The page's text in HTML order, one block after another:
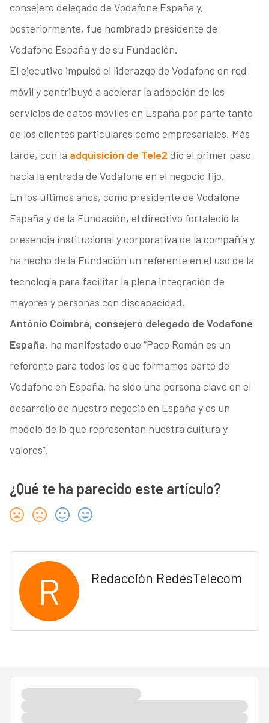
consejero delegado de Vodafone España y,
posteriormente, fue nombrado presidente de
Vodafone España y de su Fundación.
El ejecutivo impulsó el liderazgo de Vodafone en red
móvil y contribuyó a acelerar la adopción de los
servicios de datos móviles en España por parte tanto
de los clientes particulares como empresariales. Más
tarde, con la adquisición de Tele2 dio el primer paso
hacia la entrada de Vodafone en el negocio fijo.
En los últimos años, como presidente de Vodafone
España y de la Fundación, el directivo fortaleció la
presencia institucional y corporativa de la compañía y
ha hecho de la Fundación un referente en el uso de la
tecnología para facilitar la plena integración de
mayores y personas con discapacidad.
António Coimbra, consejero delegado de Vodafone
España, ha manifestado que “Paco Román es un
referente para todos los que formamos parte de
Vodafone en España, ha sido una persona clave en el
desarrollo de nuestro negocio en España y es un
modelo de lo que representan nuestra cultura y
valores”.
¿Qué te ha parecido este artículo?
R Redacción RedesTelecom